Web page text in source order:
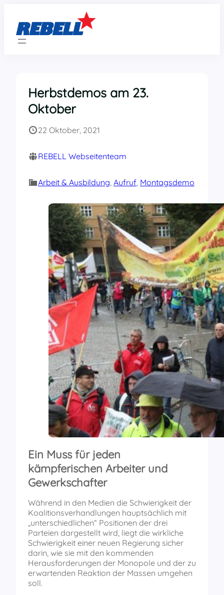
springen
Herbstdemos am 23.
Oktober
22 Oktober, 2021
REBELL Webseitenteam
Arbeit & Ausbildung Aufruf Montagsdemo
Ein Muss für jeden
kämpferischen Arbeiter und
Gewerkschafter
Während in den Medien die Schwierigkeit der
Koalitionsverhandlungen hauptsächlich mit
„unterschiedlichen“ Positionen der drei
Parteien dargestellt wird, liegt die wirkliche
Schwierigkeit einer neuen Regierung sicher
darin, wie sie mit den kommenden
Herausforderungen der Monopole und der zu
erwartenden Reaktion der Massen umgehen
soll.